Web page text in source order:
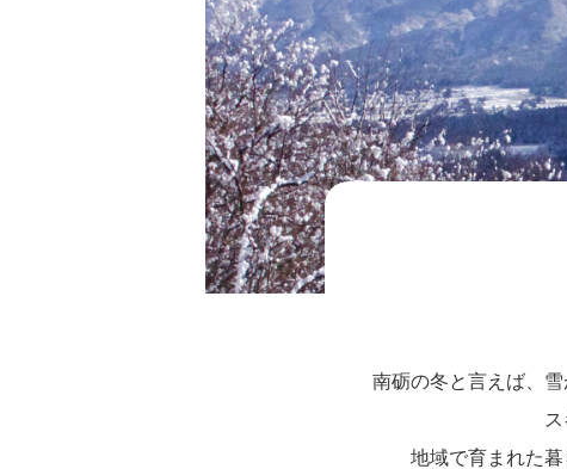
南砺の冬と言えば、
地域で育まれた